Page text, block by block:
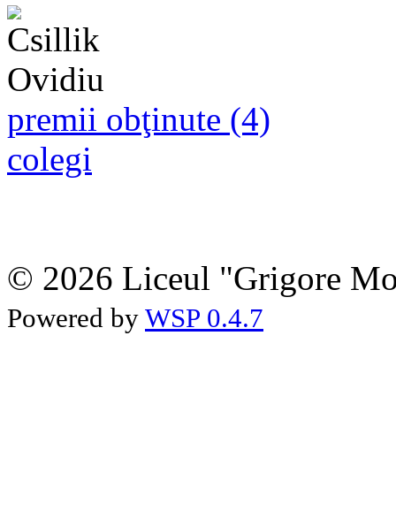
premii obţinute (4)
colegi
© 2026 Liceul "Grigore
Powered by WSP 0.4.7